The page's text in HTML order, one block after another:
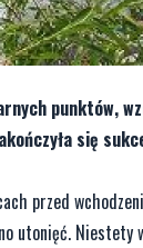
punktów,
się
przed
utonięć.